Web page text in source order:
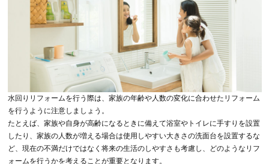
水回りリフォームを行う際は、家族の年齢や人数の変化に合わせたリフォーム
を行うように注意しましょう。
たとえば、家族や自身が高齢になるときに備えて浴室やトイレに手すりを設置
したり、家族の人数が増える場合は使用しやすい大きさの洗面台を設置するな
ど、現在の不満だけではなく将来の生活のしやすさも考慮し、どのようなリフ
ォームを行うかを考えることが重要となります。